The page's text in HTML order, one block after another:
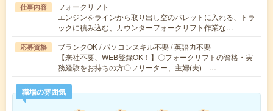
仕事内容
フォークリフト
エンジンをラインから取り出し空のパレットに入れる、トラ
ックに積み込む、カウンターフォークリフト作業な…
応募資格
ブランクOK / パソコンスキル不要 / 英語力不要
【来社不要、WEB登録OK！】〇フォークリフトの資格・実
務経験をお持ちの方〇フリーター、主婦(夫) …
職場の雰囲気